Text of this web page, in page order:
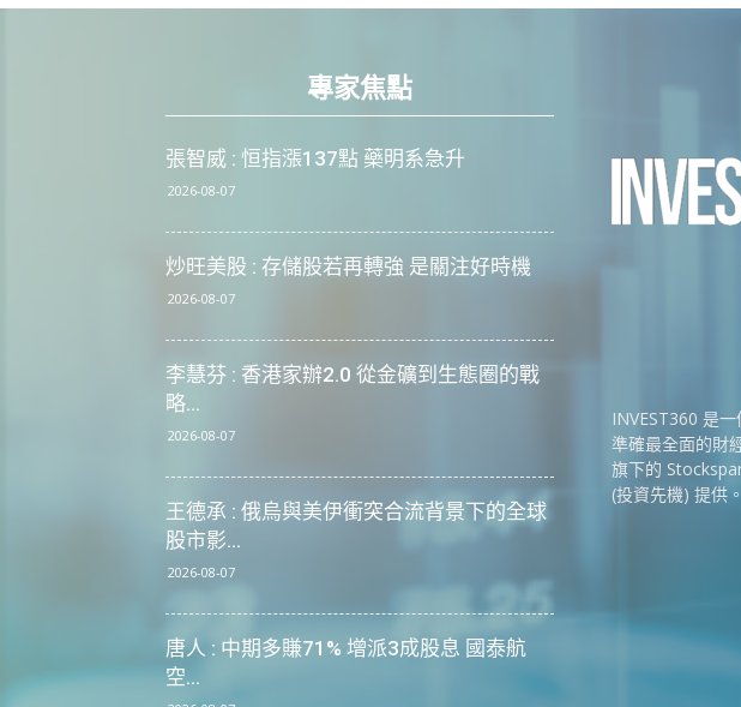
專家焦點
張智威 : 恒指漲137點 藥明系急升
2026-08-07
炒旺美股 : 存儲股若再轉強 是關注好時機
2026-08-07
李慧芬 : 香港家辦2.0 從金礦到生態圈的戰
略...
2026-08-07
王德承 : 俄烏與美伊衝突合流背景下的全球
股市影...
2026-08-07
唐人 : 中期多賺71% 增派3成股息 國泰航
空...
INVEST360 是
準確最全面的財
旗下的
(投資先機) 提供。